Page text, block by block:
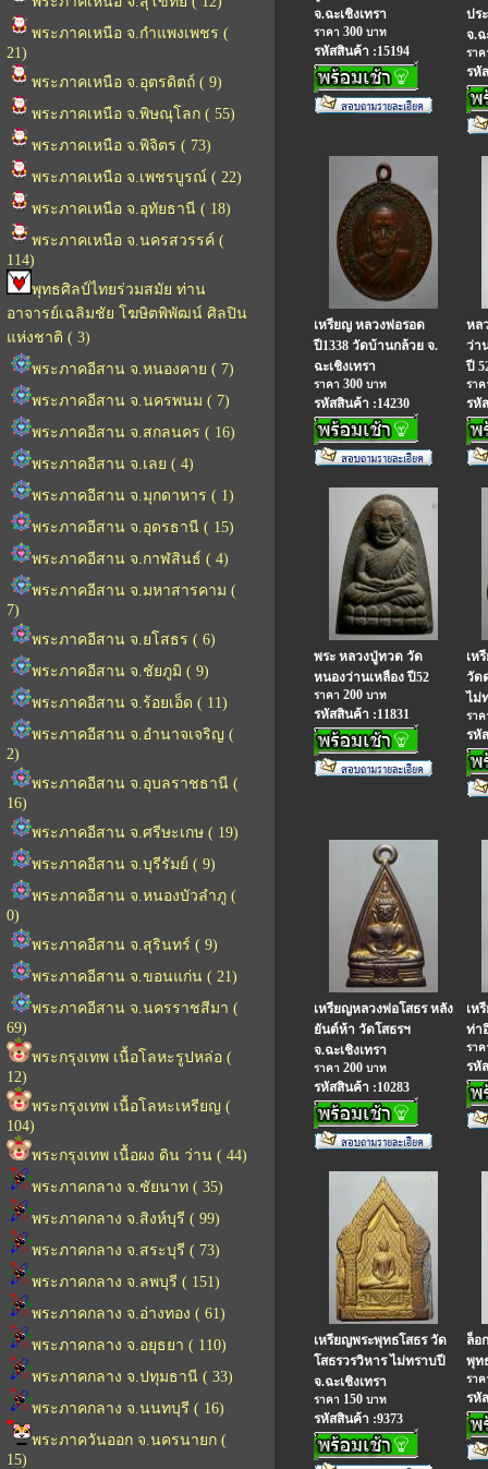
พระภาคเหนือ จ.กำแพงเพชร (
21)
พระภาคเหนือ จ.อุตรดิตถ์ ( 9)
พระภาคเหนือ จ.พิษณุโลก ( 55)
พระภาคเหนือ จ.พิจิตร ( 73)
พระภาคเหนือ จ.เพชรบูรณ์ ( 22)
พระภาคเหนือ จ.อุทัยธานี ( 18)
พระภาคเหนือ จ.นครสวรรค์ (
114)
พุทธศิลป์ไทยร่วมสมัย ท่าน
อาจารย์เฉลิมชัย โฆษิตพิพัฒน์ ศิลปิน
แห่งชาติ ( 3)
พระภาคอีสาน จ.หนองคาย ( 7)
พระภาคอีสาน จ.นครพนม ( 7)
พระภาคอีสาน จ.สกลนคร ( 16)
พระภาคอีสาน จ.เลย ( 4)
พระภาคอีสาน จ.มุกดาหาร ( 1)
พระภาคอีสาน จ.อุดรธานี ( 15)
พระภาคอีสาน จ.กาฬสินธ์ ( 4)
พระภาคอีสาน จ.มหาสารคาม (
7)
พระภาคอีสาน จ.ยโสธร ( 6)
พระภาคอีสาน จ.ชัยภูมิ ( 9)
พระภาคอีสาน จ.ร้อยเอ็ด ( 11)
พระภาคอีสาน จ.อำนาจเจริญ (
2)
พระภาคอีสาน จ.อุบลราชธานี (
16)
พระภาคอีสาน จ.ศรีษะเกษ ( 19)
พระภาคอีสาน จ.บุรีรัมย์ ( 9)
พระภาคอีสาน จ.หนองบัวลำภู (
0)
พระภาคอีสาน จ.สุรินทร์ ( 9)
พระภาคอีสาน จ.ขอนแก่น ( 21)
พระภาคอีสาน จ.นครราชสีมา (
69)
พระกรุงเทพ เนื้อโลหะรูปหล่อ (
12)
พระกรุงเทพ เนื้อโลหะเหรียญ (
104)
พระกรุงเทพ เนื้อผง ดิน ว่าน ( 44)
พระภาคกลาง จ.ชัยนาท ( 35)
พระภาคกลาง จ.สิงห์บุรี ( 99)
พระภาคกลาง จ.สระบุรี ( 73)
พระภาคกลาง จ.ลพบุรี ( 151)
พระภาคกลาง จ.อ่างทอง ( 61)
พระภาคกลาง จ.อยุธยา ( 110)
พระภาคกลาง จ.ปทุมธานี ( 33)
พระภาคกลาง จ.นนทบุรี ( 16)
พระภาควันออก จ.นครนายก (
15)
จ.ฉะเชิงเทรา
ราคา 300 บาท
รหัสสินค้า :15194
ปร
จ.ฉ
รา
รหั
เหรียญ หลวงพ่อรอด
ปี1338 วัดบ้านกล้วย จ.
ฉะเชิงเทรา
ราคา 300 บาท
รหัสสินค้า :14230
หล
ว่า
ปี
รา
รหั
พระ หลวงปู่ทวด วัด
หนองว่านเหลือง ปี52
ราคา 200 บาท
รหัสสินค้า :11831
เห
วัด
ไม่
รา
รหั
เหรียญหลวงพ่อโสธร หลัง
ยันต์ห้า วัดโสธรฯ
จ.ฉะเชิงเทรา
ราคา 200 บาท
รหัสสินค้า :10283
เห
ท่า
รา
รหั
เหรียญพระพุทธโสธร วัด
โสธรวรวิหาร ไม่ทราบปี
จ.ฉะเชิงเทรา
ราคา 150 บาท
รหัสสินค้า :9373
ล็อ
พุท
รา
รหั